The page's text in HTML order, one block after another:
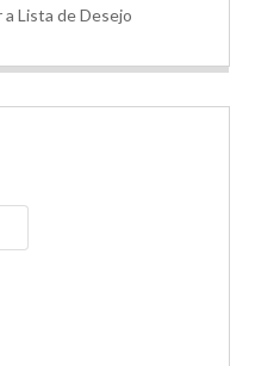
a Lista de Desejo